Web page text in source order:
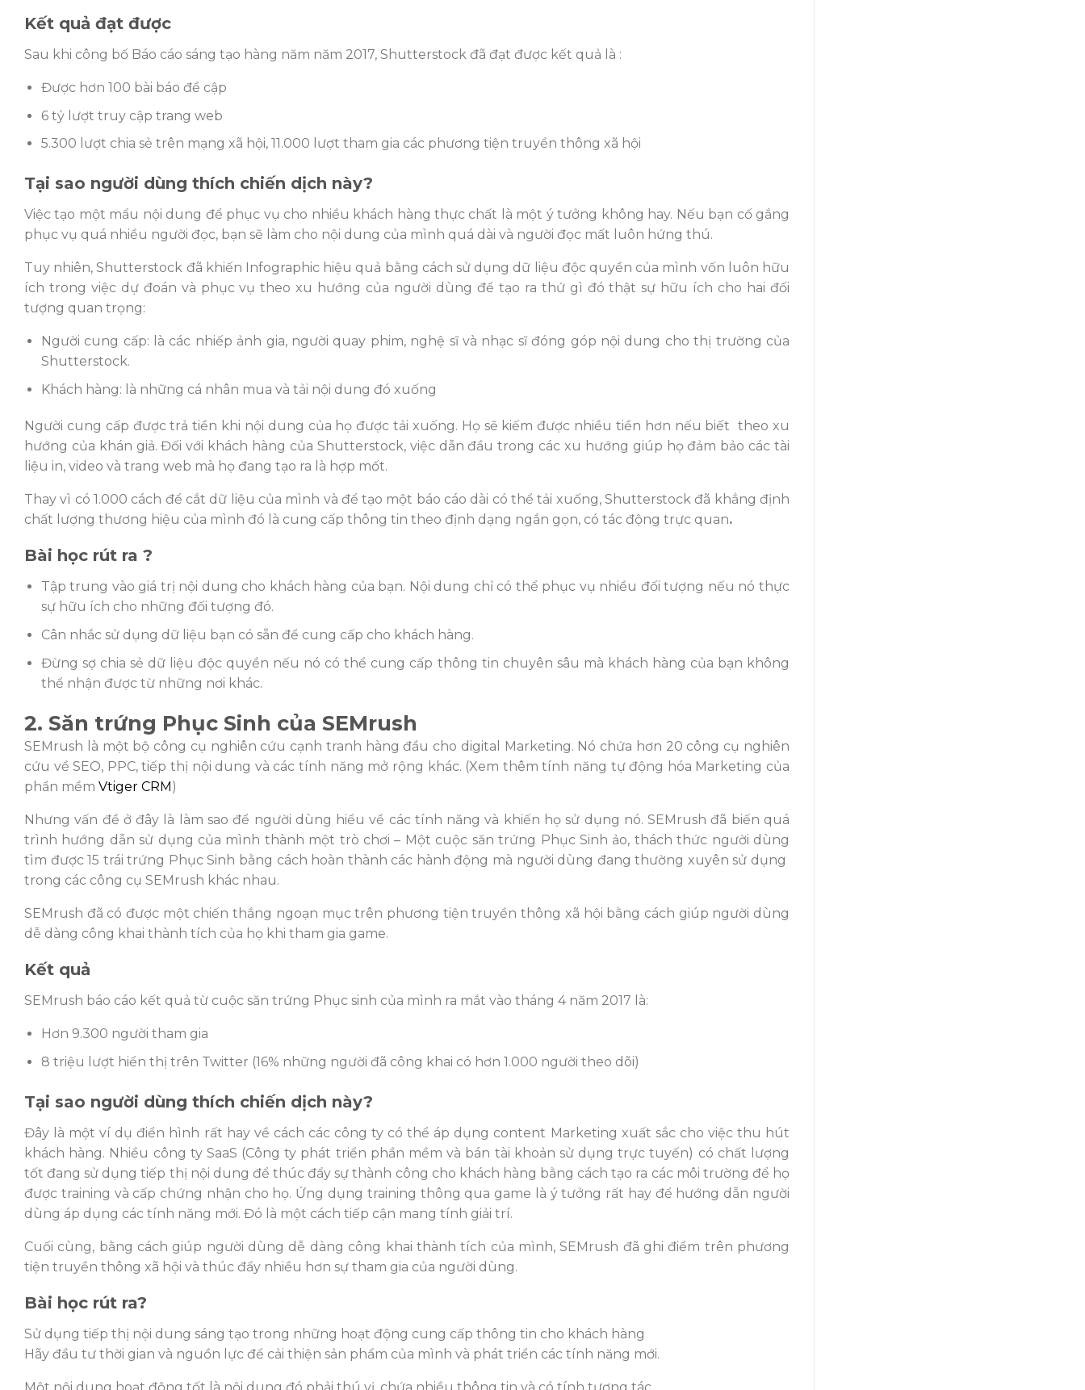
Kết quả đạt được
Sau khi công bố Báo cáo sáng tạo hàng năm năm 2017, Shutterstock đã đạt được kết quả là :
Được hơn 100 bài báo đề cập
6 tỷ lượt truy cập trang web
5.300 lượt chia sẻ trên mạng xã hội, 11.000 lượt tham gia các phương tiện truyền thông xã hội
Tại sao người dùng thích chiến dịch này?
Việc tạo một mẩu nội dung để phục vụ cho nhiều khách hàng thực chất là một ý tưởng không hay. Nếu bạn cố gắng
phục vụ quá nhiều người đọc, bạn sẽ làm cho nội dung của mình quá dài và người đọc mất luôn hứng thú.
Tuy nhiên, Shutterstock đã khiến Infographic hiệu quả bằng cách sử dụng dữ liệu độc quyền của mình vốn luôn hữu
ích trong việc dự đoán và phục vụ theo xu hướng của người dùng để tạo ra thứ gì đó thật sự hữu ích cho hai đối
tượng quan trọng:
Người cung cấp: là các nhiếp ảnh gia, người quay phim, nghệ sĩ và nhạc sĩ đóng góp nội dung cho thị trường của
Shutterstock.
Khách hàng: là những cá nhân mua và tải nội dung đó xuống
Người cung cấp được trả tiền khi nội dung của họ được tải xuống. Họ sẽ kiếm được nhiều tiền hơn nếu biết theo xu
hướng của khán giả. Đối với khách hàng của Shutterstock, việc dẫn đầu trong các xu hướng giúp họ đảm bảo các tài
liệu in, video và trang web mà họ đang tạo ra là hợp mốt.
Thay vì có 1.000 cách để cắt dữ liệu của mình và để tạo một báo cáo dài có thể tải xuống, Shutterstock đã khẳng định
chất lượng thương hiệu của mình đó là cung cấp thông tin theo định dạng ngắn gọn, có tác động trực quan.
Bài học rút ra ?
Tập trung vào giá trị nội dung cho khách hàng của bạn. Nội dung chỉ có thể phục vụ nhiều đối tượng nếu nó thực
sự hữu ích cho những đối tượng đó.
Cân nhắc sử dụng dữ liệu bạn có sẵn để cung cấp cho khách hàng.
Đừng sợ chia sẻ dữ liệu độc quyền nếu nó có thể cung cấp thông tin chuyên sâu mà khách hàng của bạn không
thể nhận được từ những nơi khác.
2. Săn trứng Phục Sinh của SEMrush
SEMrush là một bộ công cụ nghiên cứu cạnh tranh hàng đầu cho digital Marketing. Nó chứa hơn 20 công cụ nghiên
cứu về SEO, PPC, tiếp thị nội dung và các tính năng mở rộng khác. (Xem thêm tính năng tự động hóa Marketing của
phần mềm Vtiger CRM )
Nhưng vấn đề ở đây là làm sao để người dùng hiểu về các tính năng và khiến họ sử dụng nó. SEMrush đã biến quá
trình hướng dẫn sử dụng của mình thành một trò chơi – Một cuộc săn trứng Phục Sinh ảo, thách thức người dùng
tìm được 15 trái trứng Phục Sinh bằng cách hoàn thành các hành động mà người dùng đang thường xuyên sử dụng
trong các công cụ SEMrush khác nhau.
SEMrush đã có được một chiến thắng ngoạn mục trên phương tiện truyền thông xã hội bằng cách giúp người dùng
dễ dàng công khai thành tích của họ khi tham gia game.
Kết quả
SEMrush báo cáo kết quả từ cuộc săn trứng Phục sinh của mình ra mắt vào tháng 4 năm 2017 là:
Hơn 9.300 người tham gia
8 triệu lượt hiển thị trên Twitter (16% những người đã công khai có hơn 1.000 người theo dõi)
Tại sao người dùng thích chiến dịch này?
Đây là một ví dụ điển hình rất hay về cách các công ty có thể áp dụng content Marketing xuất sắc cho việc thu hút
khách hàng. Nhiều công ty SaaS (Công ty phát triển phần mềm và bán tài khoản sử dụng trực tuyến) có chất lượng
tốt đang sử dụng tiếp thị nội dung để thúc đẩy sự thành công cho khách hàng bằng cách tạo ra các môi trường để họ
được training và cấp chứng nhận cho họ. Ứng dụng training thông qua game là ý tưởng rất hay để hướng dẫn người
dùng áp dụng các tính năng mới. Đó là một cách tiếp cận mang tính giải trí.
Cuối cùng, bằng cách giúp người dùng dễ dàng công khai thành tích của mình, SEMrush đã ghi điểm trên phương
tiện truyền thông xã hội và thúc đẩy nhiều hơn sự tham gia của người dùng.
Bài học rút ra?
Sử dụng tiếp thị nội dung sáng tạo trong những hoạt động cung cấp thông tin cho khách hàng
Hãy đầu tư thời gian và nguồn lực để cải thiện sản phẩm của mình và phát triển các tính năng mới.